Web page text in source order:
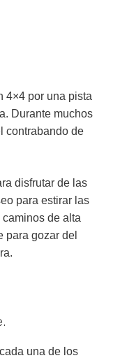
4×4 por una pista
Durante muchos
contrabando de
disfrutar de las
para estirar las
de alta
para gozar del
una de los